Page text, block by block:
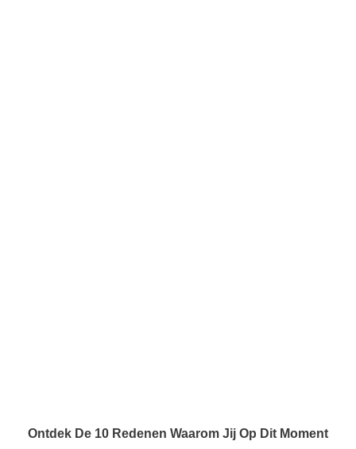
Ontdek De 10 Redenen Waarom Jij Op Dit Moment